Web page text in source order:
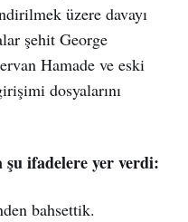
üzere davayı
şehit George
Hamade ve eski
dosyalarını
şu ifadelere yer verdi:
bahsettik.